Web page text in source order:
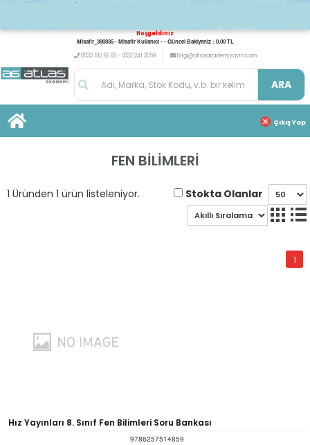
Hoşgeldiniz
Misafir_390835 - Misafir Kullanıcı - - Güncel Bakiyeniz : 0,00 TL
0533 512 93 83 - 0332 241 3059
bilgi@atlasakademiyayin.com
ARA
Çıkış Yap
FEN BİLİMLERİ
1 Üründen 1 ürün listeleniyor. Stokta Olanlar
1
Hız Yayınları 8. Sınıf Fen Bilimleri Soru Bankası
9786257514859